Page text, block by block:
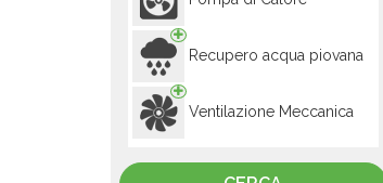
Recupero acqua piovana
Ventilazione Meccanica